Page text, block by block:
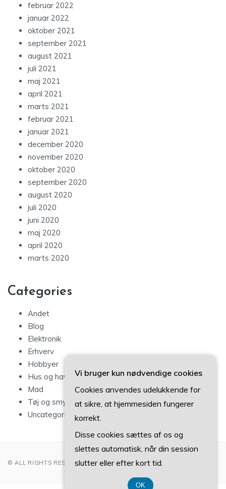
februar 2022
januar 2022
oktober 2021
september 2021
august 2021
juli 2021
maj 2021
april 2021
marts 2021
februar 2021
januar 2021
december 2020
november 2020
oktober 2020
september 2020
august 2020
juli 2020
juni 2020
maj 2020
april 2020
marts 2020
Categories
Andet
Blog
Elektronik
Erhverv
Hobbyer
Hus og have
Mad
Tøj og smykker
Uncategorized
© ALL RIGHTS RESERVED 2022
Vi bruger kun nødvendige cookies
Cookies anvendes udelukkende for
at sikre, at hjemmesiden fungerer
korrekt.
Disse cookies sættes af os og
slettes automatisk, når din session
slutter eller efter kort tid.
OK